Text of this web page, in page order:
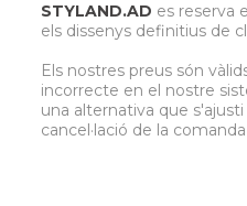
STYLAND.AD es reserva
els dissenys definitius de
Els nostres preus són
incorrecte en el nostre
una alternativa que
cancel·lació de la